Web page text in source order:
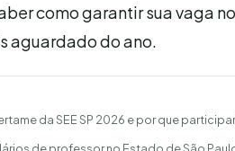
como garantir sua vaga
aguardado do ano.
da SEE SP 2026 e por que